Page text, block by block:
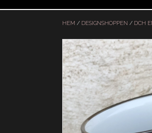
Hoppa
HEM / DESIGNSHOPPEN / DCH